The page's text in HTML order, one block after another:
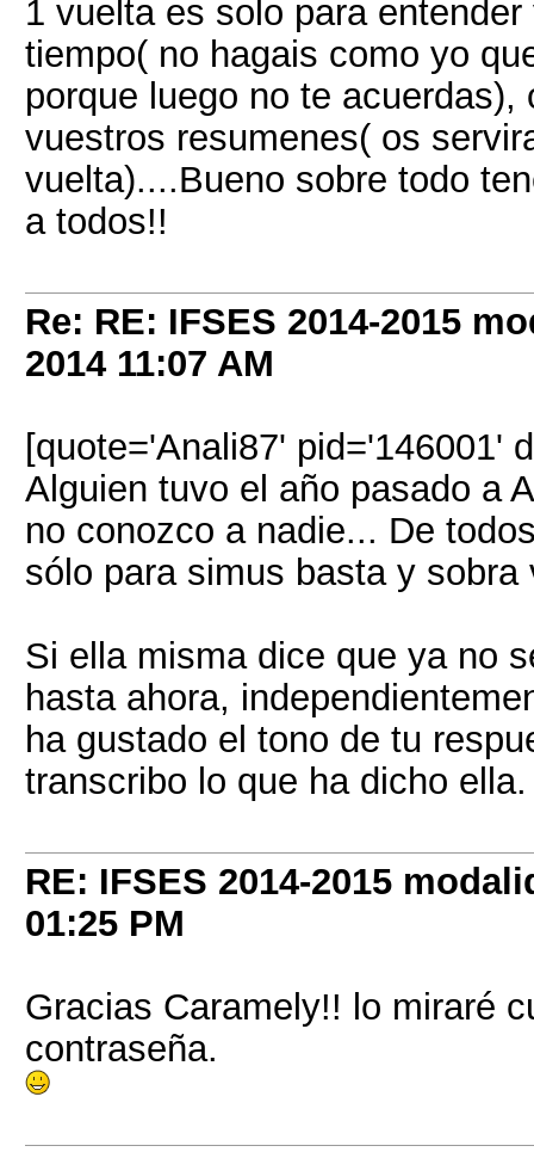
1 vuelta es solo para
tiempo( no hagais como yo
porque luego no te
vuestros resumenes( os
vuelta)....Bueno sobre todo
a todos!!
Re: RE: IFSES 2014-2015
2014 11:07 AM
[quote='Anali87' pid='146001'
Alguien tuvo el año pasado a
no conozco a nadie... De
sólo para simus basta y
Si ella misma dice que ya no
hasta ahora,
ha gustado el tono de tu
transcribo lo que ha dicho ella.
RE: IFSES 2014-2015
01:25 PM
Gracias Caramely!! lo miraré
contraseña.